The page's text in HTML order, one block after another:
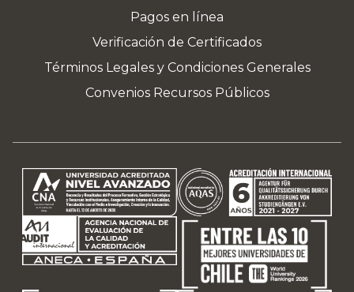
Pagos en línea
Verificación de Certificados
Términos Legales y Condiciones Generales
Convenios Recursos Públicos